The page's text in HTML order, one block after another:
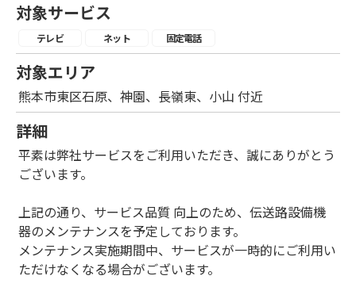
対象サービス
テレビ ネット 固定電話
対象エリア
熊本市東区石原、神園、長嶺東、小山 付近
詳細
平素は弊社サービスをご利用いただき、誠にありがとう
ございます。
上記の通り、サービス品質 向上のため、伝送路設備機
器のメンテナンスを予定しております。
メンテナンス実施期間中、サービスが一時的にご利用い
ただけなくなる場合がございます。